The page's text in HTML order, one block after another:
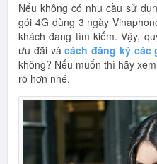
Nếu không có nhu cầu sử
gói 4G dùng 3 ngày
khách đang tìm kiếm. Vậy,
ưu đãi vàcách đăng ký các
không? Nếu muốn thì hãy
rõ hơn nhé.